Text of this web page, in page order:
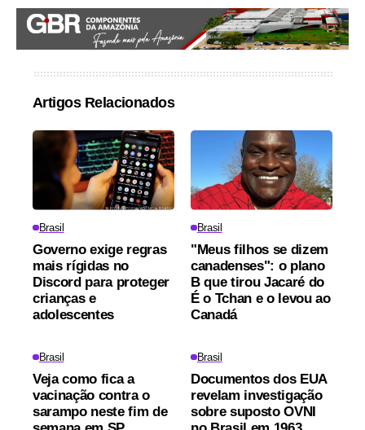
Artigos Relacionados
Brasil
Governo exige regras
mais rígidas no
Discord para proteger
crianças e
adolescentes
Brasil
"Meus filhos se dizem
canadenses": o plano
B que tirou Jacaré do
É o Tchan e o levou ao
Canadá
Brasil
Veja como fica a
vacinação contra o
sarampo neste fim de
Brasil
Documentos dos EUA
revelam investigação
sobre suposto OVNI